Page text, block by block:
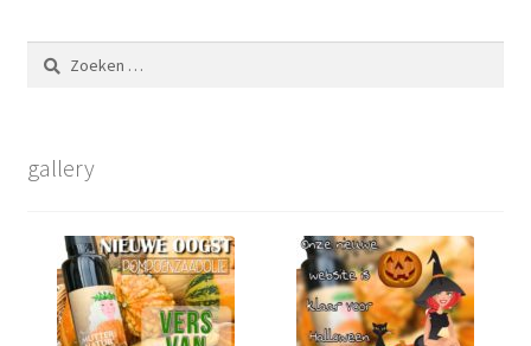
Mijn account
Winkelmand
Assortiment
Winkel Affiliaties
Zoeken
naar:
gallery